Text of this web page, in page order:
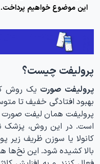
این موضوع خواهیم پرداخت.
پرولیفت چیست؟
پرولیفت صورت یک روش
بهبود افتادگی خفیف تا
پرولیفت همان لیفت صورت
است. در این روش، پزشک
کانولا یا سوزن ظریف زیر
بالا کشیده شود. این نخ‌ها